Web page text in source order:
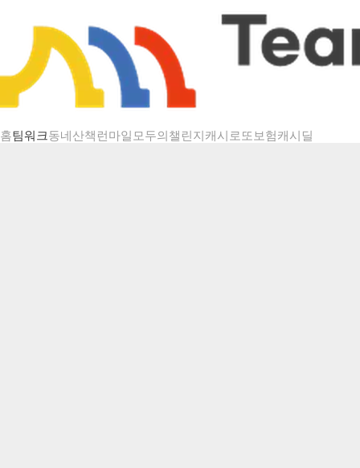
홈팀워크동네산책 런마일모두의챌린지캐시로또보험캐시딜
챌린지 상세